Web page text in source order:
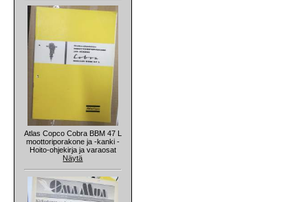
Atlas Copco Cobra BBM 47 L
moottoriporakone ja -kanki -
Hoito-ohjekirja ja varaosat
Näytä